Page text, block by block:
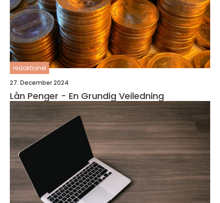
redaktionel
27. December 2024
Lån Penger - En Grundig Veiledning